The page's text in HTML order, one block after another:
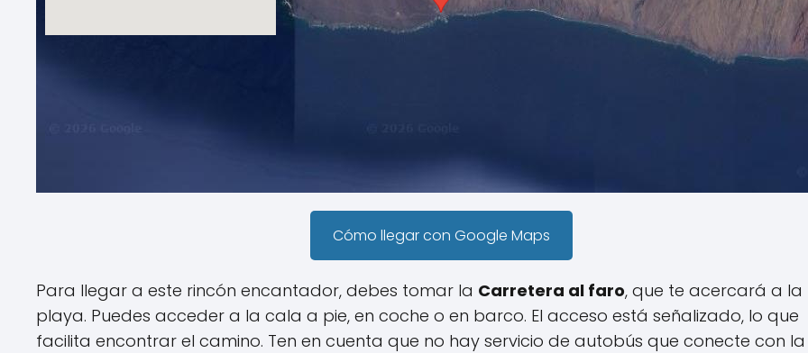
Cómo llegar con Google Maps
Para llegar a este rincón encantador, debes tomar la Carretera al faro, que te acercará a la
playa. Puedes acceder a la cala a pie, en coche o en barco. El acceso está señalizado, lo que
facilita encontrar el camino. Ten en cuenta que no hay servicio de autobús que conecte con la